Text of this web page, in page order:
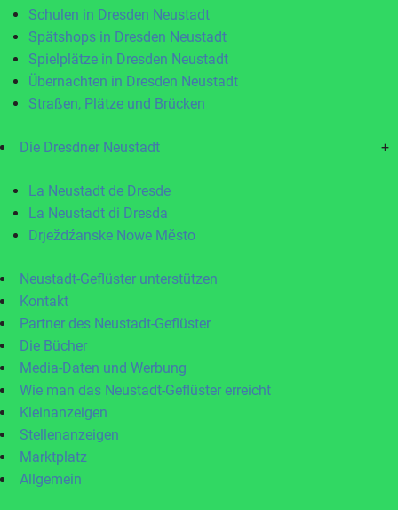
Schulen in Dresden Neustadt
Spätshops in Dresden Neustadt
Spielplätze in Dresden Neustadt
Übernachten in Dresden Neustadt
Straßen, Plätze und Brücken
Die Dresdner Neustadt +
La Neustadt de Dresde
La Neustadt di Dresda
Drježdźanske Nowe Město
Neustadt-Geflüster unterstützen
Kontakt
Partner des Neustadt-Geflüster
Die Bücher
Media-Daten und Werbung
Wie man das Neustadt-Geflüster erreicht
Kleinanzeigen
Stellenanzeigen
Marktplatz
Allgemein